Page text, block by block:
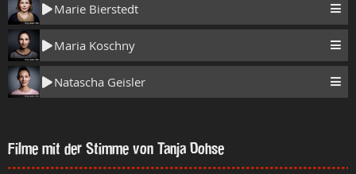
Marie Bierstedt
Maria Koschny
Natascha Geisler
Filme mit der Stimme von Tanja Dohse